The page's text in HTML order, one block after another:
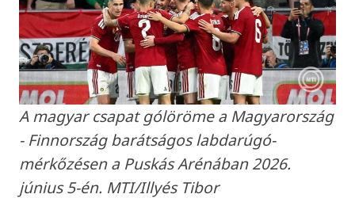
A magyar csapat gólöröme a Magyarország
- Finnország barátságos labdarúgó-
mérkőzésen a Puskás Arénában 2026.
június 5-én. MTI/Illyés Tibor